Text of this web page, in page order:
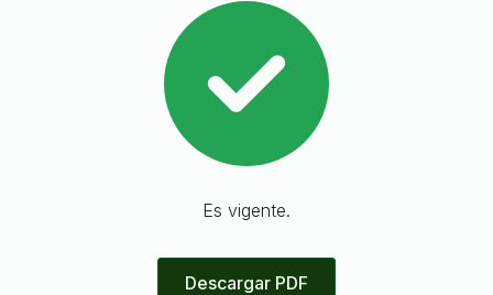
Es vigente.
Descargar PDF